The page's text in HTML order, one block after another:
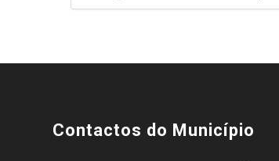
Contactos do Município